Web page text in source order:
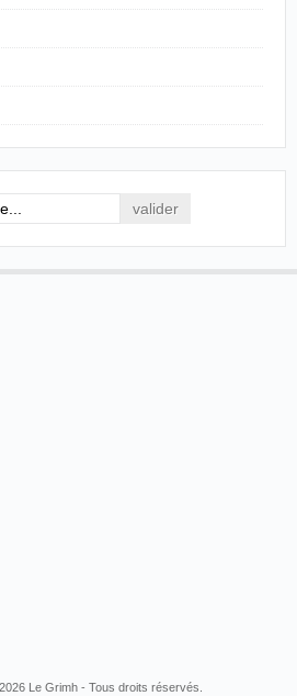
Le Grimh - Tous droits réservés.